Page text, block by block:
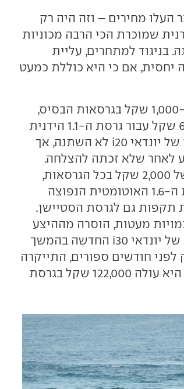
העלו מחירים – וזה היה רק
שמוכרת הכי הרבה מכוניות
בניגוד למתחרים, עליית
יחסית, אם כי היא כוללת כמעט
הקטנה התייקרה ב-1,000 שקל בגרסאות הבסיס,
וכעת מתחיל מחירה ב-60,900 שקל עבור גרסת ה-1.1 הידנית
יונדאי i20 לא השתנה, אך
התייקרה בשיעור של 2,000 שקל בכל הגרסאות,
וכעת מתחיל מחירה של גרסת ה-1.6 האוטומטית הנפוצה
תקפות גם לגרסת הסטיישן.
בכמויות מעטות, הוסרה מההיצע
יונדאי i30 החדשה בהמשך
חודשים ספורים, התייקרה
אף היא בשיעור דומה – וכעת היא עולה 122,000 שקל בגרסת